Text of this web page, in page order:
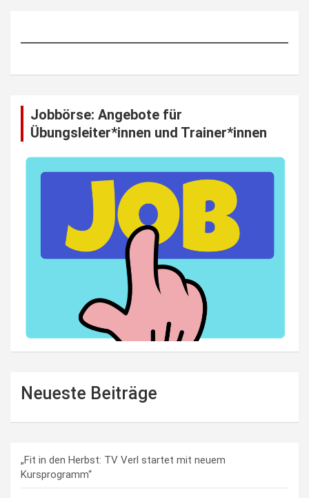
Jobbörse: Angebote für
Übungsleiter*innen und Trainer*innen
Neueste Beiträge
„Fit in den Herbst: TV Verl startet mit neuem
Kursprogramm“